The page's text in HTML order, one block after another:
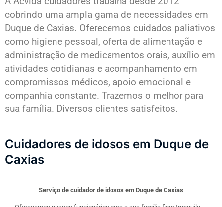
cobrindo uma ampla gama de necessidades em
Duque de Caxias. Oferecemos cuidados paliativos
como higiene pessoal, oferta de alimentação e
administração de medicamentos orais, auxílio em
atividades cotidianas e acompanhamento em
compromissos médicos, apoio emocional e
companhia constante. Trazemos o melhor para
sua família. Diversos clientes satisfeitos.
Cuidadores de idosos em Duque de
Caxias
Serviço de cuidador de idosos em Duque de Caxias